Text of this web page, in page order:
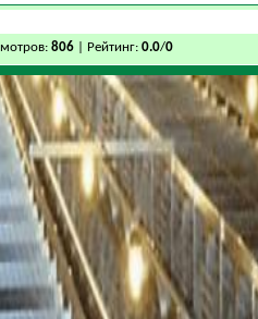
806| Рейтинг: 0.0/0